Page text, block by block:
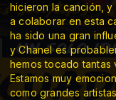
hicieron la canción,
a colaborar en esta
ha sido una gran
y Chanel es
hemos tocado
Estamos muy
como grandes